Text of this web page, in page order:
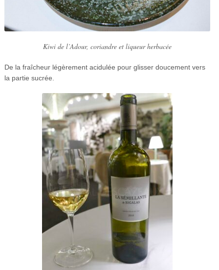
Kiwi de l’Adour, coriandre et liqueur herbacée
De la fraîcheur légèrement acidulée pour glisser doucement vers
la partie sucrée.